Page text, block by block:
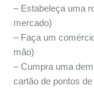
– Estabeleça uma
mercado)
– Faça um
mão)
– Cumpra uma
cartão de pontos de